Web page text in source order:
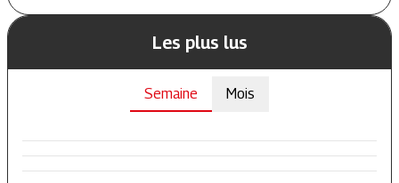
Les plus lus
Semaine Mois